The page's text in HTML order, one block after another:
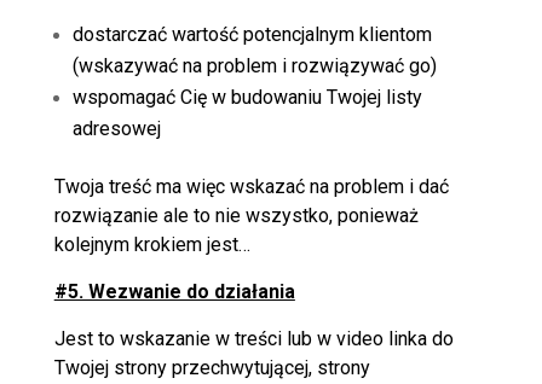
dostarczać wartość potencjalnym klientom
(wskazywać na problem i rozwiązywać go)
wspomagać Cię w budowaniu Twojej listy
adresowej
Twoja treść ma więc wskazać na problem i dać
rozwiązanie ale to nie wszystko, ponieważ
kolejnym krokiem jest…
#5. Wezwanie do działania
Jest to wskazanie w treści lub w video linka do
Twojej strony przechwytującej, strony